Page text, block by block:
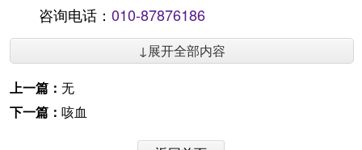
咨询电话： 010-87876186
↓展开全部内容
上一篇： 无
下一篇： 咳血